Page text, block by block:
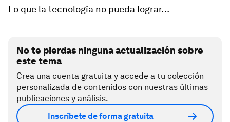
Lo que la tecnología no pueda lograr…
No te pierdas ninguna actualización sobre
este tema
Crea una cuenta gratuita y accede a tu colección
personalizada de contenidos con nuestras últimas
publicaciones y análisis.
Inscríbete de forma gratuita